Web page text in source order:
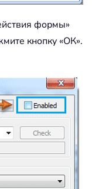
формы»
кнопку «ОК».